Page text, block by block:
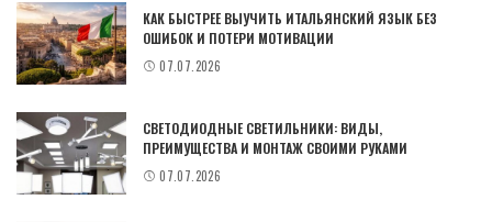
КАК БЫСТРЕЕ ВЫУЧИТЬ ИТАЛЬЯНСКИЙ ЯЗЫК БЕЗ
ОШИБОК И ПОТЕРИ МОТИВАЦИИ
07.07.2026
СВЕТОДИОДНЫЕ СВЕТИЛЬНИКИ: ВИДЫ,
ПРЕИМУЩЕСТВА И МОНТАЖ СВОИМИ РУКАМИ
07.07.2026